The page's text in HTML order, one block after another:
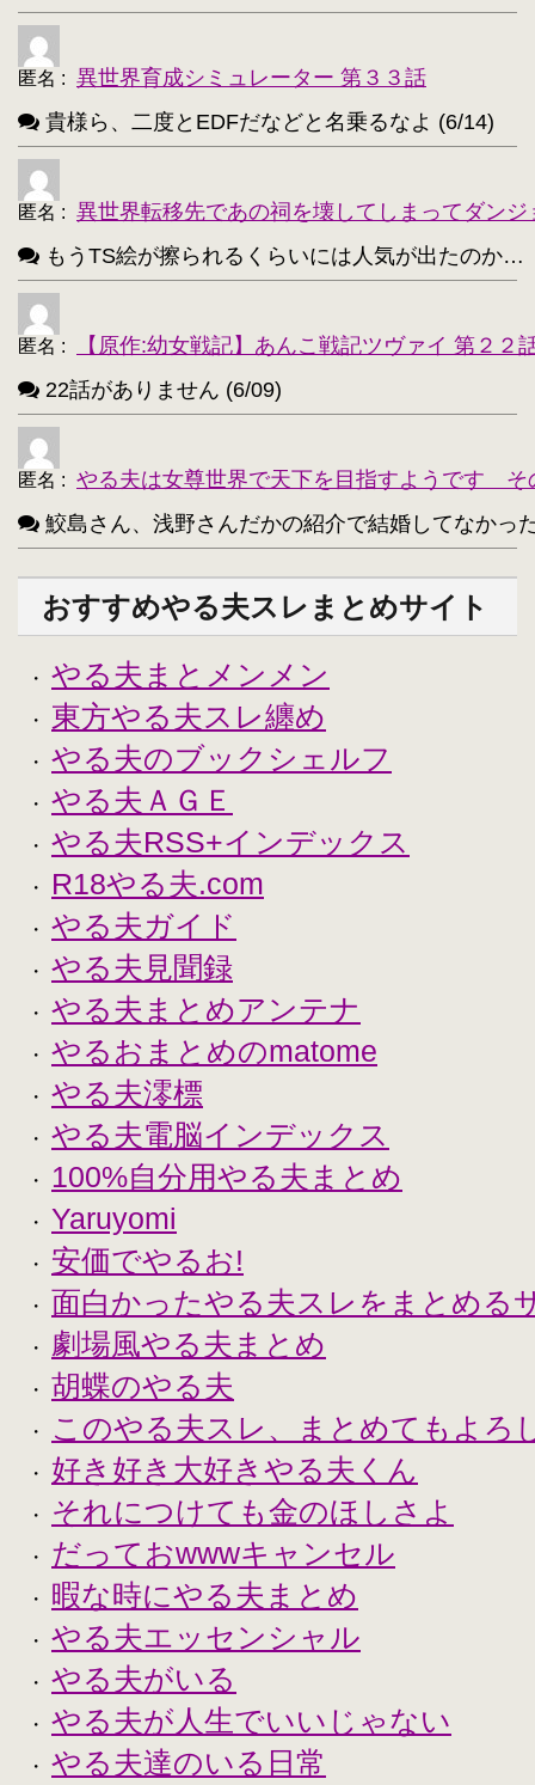
匿名 : 異世界育成シミュレーター 第３３話
貴様ら、二度とEDFだなどと名乗るなよ (6/14)
匿名 : 異世界転移先であの祠を壊してしまってダン
もうTS絵が擦られるくらいには人気が出たのか…
匿名 :
【原作:幼女戦記】あんこ戦記ツヴァイ 第２２
22話がありません (6/09)
匿名 : やる夫は女尊世界で天下を目指すようです そ
鮫島さん、浅野さんだかの紹介で結婚してなかっ
おすすめやる夫スレまとめサイト
・ やる夫まとメンメン
・ 東方やる夫スレ纏め
・ やる夫のブックシェルフ
・ やる夫ＡＧＥ
・ やる夫RSS+インデックス
・ R18やる夫.com
・ やる夫ガイド
・ やる夫見聞録
・ やる夫まとめアンテナ
・ やるおまとめのmatome
・ やる夫澪標
・ やる夫電脳インデックス
・ 100%自分用やる夫まとめ
・ Yaruyomi
・ 安価でやるお!
・ 面白かったやる夫スレをまとめる
・ 劇場風やる夫まとめ
・ 胡蝶のやる夫
・ このやる夫スレ、まとめてもよろ
・ 好き好き大好きやる夫くん
・ それにつけても金のほしさよ
・ だっておwwwキャンセル
・ 暇な時にやる夫まとめ
・ やる夫エッセンシャル
・ やる夫がいる
・ やる夫が人生でいいじゃない
・ やる夫達のいる日常